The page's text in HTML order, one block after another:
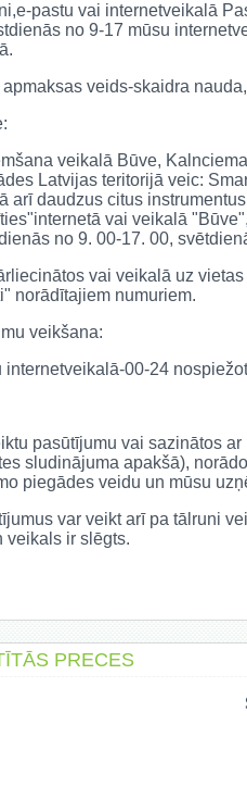
pastu vai internetveikalā
no 9-17 mūsu
veids-skaidra
veikalā Būve,
Latvijas teritorijā veic:
arī daudzus citus
vai veikalā
no 9. 00-17. 00,
vai veikalā uz
norādītajiem numuriem.
veikšana:
internetveikalā-00-24
pasūtījumu vai sazinātos
sludinājuma apakšā),
piegādes veidu un mūsu
var veikt arī pa tālruni
veikals ir slēgts.
PRECES